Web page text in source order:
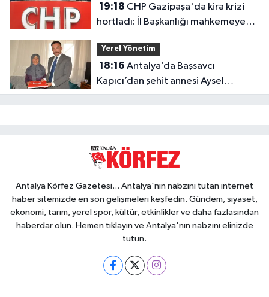
19:18
hortladı: İl Başkanlığı mahkemeye
gitti
Yerel Yönetim
18:16
Kapıcı’dan şehit annesi Aysel
Belen’e anlamlı ziyaret
Antalya Körfez Gazetesi... Antalya'nın nabzını tutan internet
haber sitemizde en son gelişmeleri keşfedin. Gündem, siyaset,
ekonomi, tarım, yerel spor, kültür, etkinlikler ve daha fazlasından
haberdar olun. Hemen tıklayın ve Antalya'nın nabzını elinizde
tutun.